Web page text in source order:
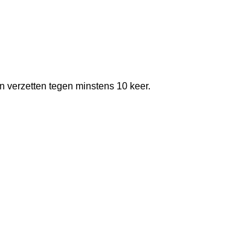
verzetten tegen minstens 10 keer.